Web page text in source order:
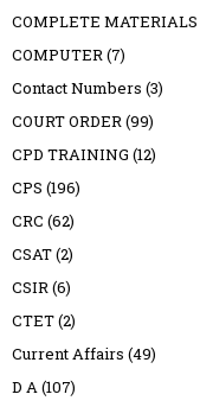
COMPLETE MATERIALS
COMPUTER(7)
Contact Numbers (3)
COURT ORDER(99)
CPD TRAINING (12)
CPS (196)
CRC (62)
CSAT(2)
CSIR(6)
CTET(2)
Current Affairs (49)
D A(107)